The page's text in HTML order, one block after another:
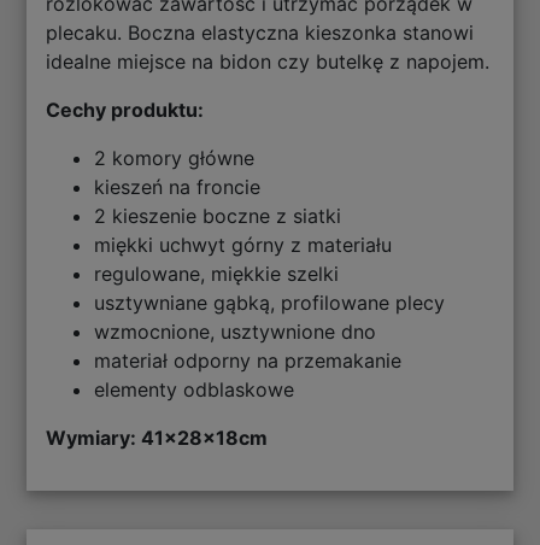
plecaku. Boczna elastyczna kieszonka stanowi
idealne miejsce na bidon czy butelkę z napojem.
Cechy produktu:
2 komory główne
kieszeń na froncie
2 kieszenie boczne z siatki
miękki uchwyt górny z materiału
regulowane, miękkie szelki
usztywniane gąbką, profilowane plecy
wzmocnione, usztywnione dno
materiał odporny na przemakanie
elementy odblaskowe
Wymiary: 41x28x18cm